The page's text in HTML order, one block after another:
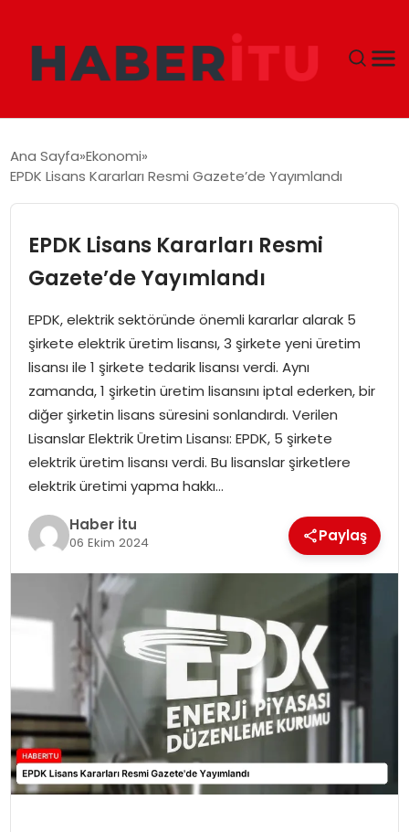
EKONOMI
SIYASET
TEKNOLOJI
EĞITIM
MAGAZIN
SPOR
YAŞAM
Ana Sayfa Ekonomi
EPDK Lisans Kararları Resmi Gazete’de Yayımlandı
EPDK Lisans Kararları Resmi
Gazete’de Yayımlandı
EPDK, elektrik sektöründe önemli kararlar alarak 5
şirkete elektrik üretim lisansı, 3 şirkete yeni üretim
lisansı ile 1 şirkete tedarik lisansı verdi. Aynı
zamanda, 1 şirketin üretim lisansını iptal ederken, bir
diğer şirketin lisans süresini sonlandırdı. Verilen
Lisanslar Elektrik Üretim Lisansı: EPDK, 5 şirkete
elektrik üretim lisansı verdi. Bu lisanslar şirketlere
elektrik üretimi yapma hakkı…
Haber İtu
06 Ekim 2024 Paylaş